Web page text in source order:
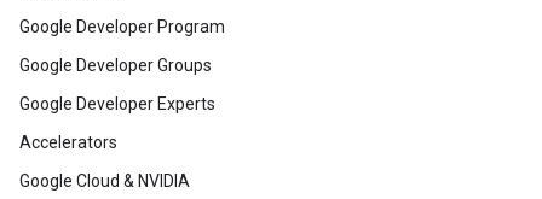
Google Developer Program
Google Developer Groups
Google Developer Experts
Accelerators
Google Cloud & NVIDIA